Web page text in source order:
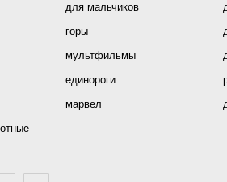
для мальчиков
горы
мультфильмы
единороги
марвел